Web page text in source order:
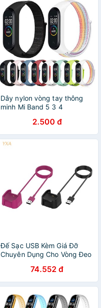
Dây nylon vòng tay thông
minh Mi Band 5 3 4
2.500 đ
Đế Sạc USB Kèm Giá Đỡ
Chuyên Dụng Cho Vòng Đeo
74.552 đ